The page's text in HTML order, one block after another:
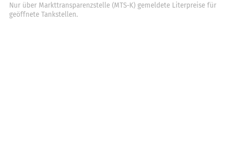
Nur über Markttransparenzstelle (MTS-K) gemeldete Literpreise für
geöffnete Tankstellen.